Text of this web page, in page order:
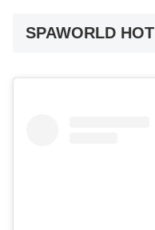
SPAWORLD